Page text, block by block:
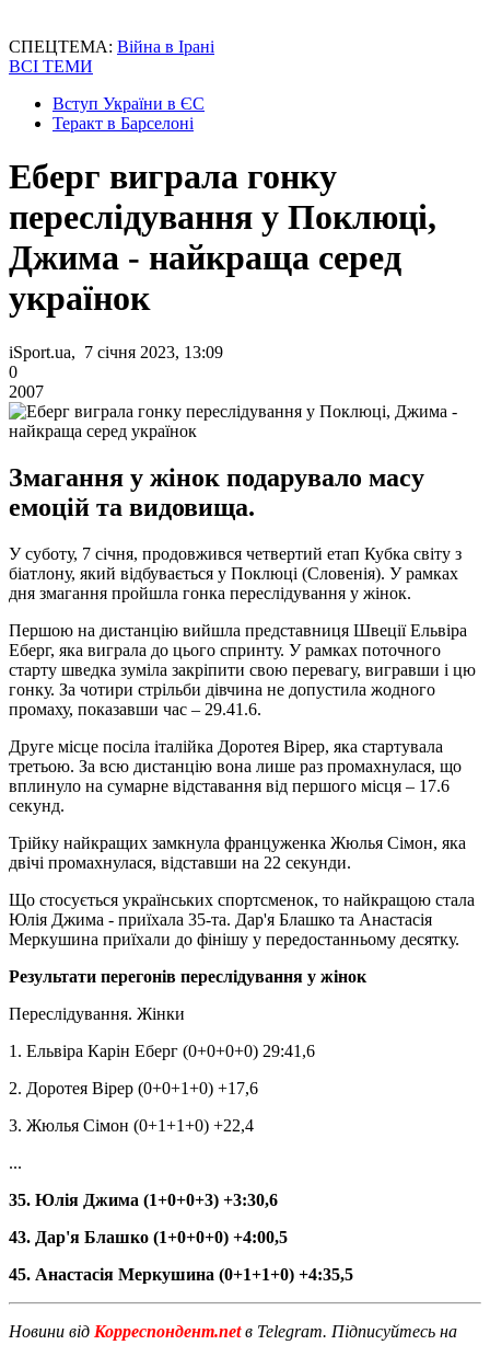
СПЕЦТЕМА: Війна в Ірані
ВСІ ТЕМИ
Вступ України в ЄС
Теракт в Барселоні
Еберг виграла гонку
переслідування у Поклюці,
Джима - найкраща серед
українок
iSport.ua, 7 січня 2023, 13:09
0
2007
Змагання у жінок подарувало масу
емоцій та видовища.
У суботу, 7 січня, продовжився четвертий етап Кубка світу з
біатлону, який відбувається у Поклюці (Словенія). У рамках
дня змагання пройшла гонка переслідування у жінок.
Першою на дистанцію вийшла представниця Швеції Ельвіра
Еберг, яка виграла до цього спринту. У рамках поточного
старту шведка зуміла закріпити свою перевагу, вигравши і цю
гонку. За чотири стрільби дівчина не допустила жодного
промаху, показавши час – 29.41.6.
Друге місце посіла італійка Доротея Вірер, яка стартувала
третьою. За всю дистанцію вона лише раз промахнулася, що
вплинуло на сумарне відставання від першого місця – 17.6
секунд.
Трійку найкращих замкнула француженка Жюлья Сімон, яка
двічі промахнулася, відставши на 22 секунди.
Що стосується українських спортсменок, то найкращою стала
Юлія Джима - приїхала 35-та. Дар'я Блашко та Анастасія
Меркушина приїхали до фінішу у передостанньому десятку.
Результати перегонів переслідування у жінок
Переслідування. Жінки
1. Ельвіра Карін Еберг (0+0+0+0) 29:41,6
2. Доротея Вірер (0+0+1+0) +17,6
3. Жюлья Сімон (0+1+1+0) +22,4
...
35. Юлія Джима (1+0+0+3) +3:30,6
43. Дар'я Блашко (1+0+0+0) +4:00,5
45. Анастасія Меркушина (0+1+1+0) +4:35,5
Новини від Корреспондент.netв Telegram. Підписуйтесь на